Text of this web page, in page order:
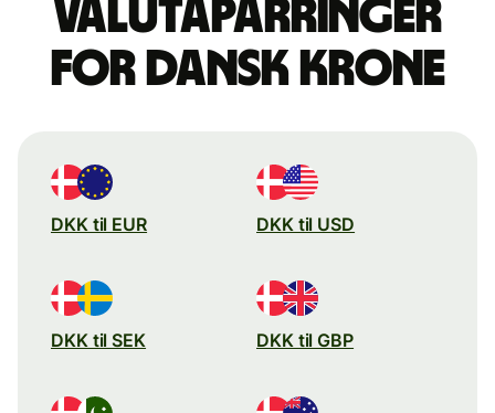
valutaparringer
for dansk krone
DKK til EUR DKK til USD
DKK til SEK DKK til GBP